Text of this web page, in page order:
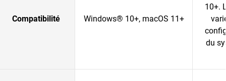
Compatibilité Windows® 10+, macOS 11+
10+.
du